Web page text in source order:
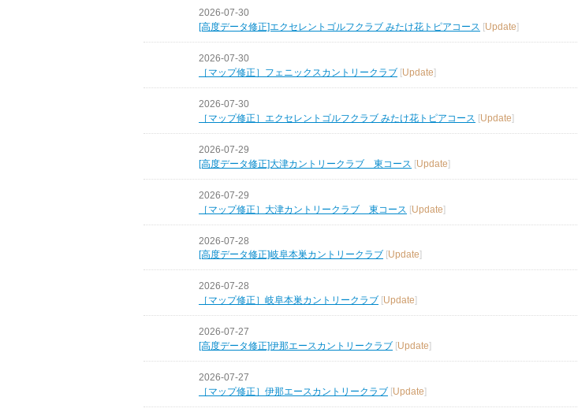
2026-07-30
[高度データ修正]エクセレントゴルフクラブ みたけ花トピアコース [Update]
2026-07-30
［マップ修正］フェニックスカントリークラブ [Update]
2026-07-30
［マップ修正］エクセレントゴルフクラブ みたけ花トピアコース [Update]
2026-07-29
[高度データ修正]大津カントリークラブ 東コース [Update]
2026-07-29
［マップ修正］大津カントリークラブ 東コース [Update]
2026-07-28
[高度データ修正]岐阜本巣カントリークラブ [Update]
2026-07-28
［マップ修正］岐阜本巣カントリークラブ [Update]
2026-07-27
[高度データ修正]伊那エースカントリークラブ [Update]
2026-07-27
［マップ修正］伊那エースカントリークラブ [Update]